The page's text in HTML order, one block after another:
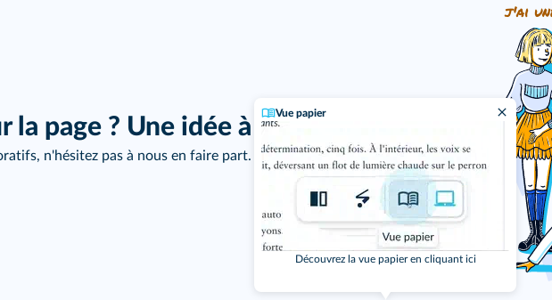
Vue papier
Découvrez la vue papier en cliquant ici
la page ? Une idée à proposer ?
n'hésitez pas à nous en faire part.
j'ai